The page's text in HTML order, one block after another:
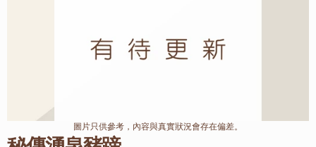
圖片只供參考，內容與真實狀況會存在偏差。